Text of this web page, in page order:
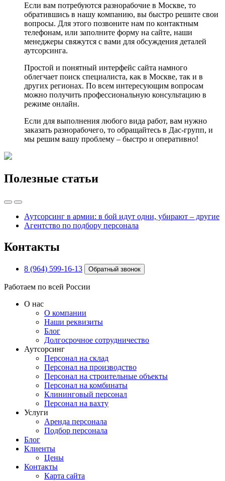
Если вам потребуются разнорабочие в Москве, то
обратившись в нашу компанию, вы быстро решите свои
вопросы. Для этого позвоните нам по контактным
телефонам, или заполните форму на сайте, наши
менеджеры свяжутся с вами для обсуждения деталей
аутсорсинга.
Простой и понятный интерфейс сайта намного
облегчает поиск специалиста, как в Москве, так и в
других регионах. По всем интересующим вопросам
можно получить профессиональную консультацию в
режиме онлайн.
Если для выполнения любого вида работ, вам нужно
заказать разнорабочего, то обращайтесь в Дас-групп, и
мы решим вашу проблему – быстро и оперативно!
Полезные статьи
Аутсорсинг в армии: в бой идут одни, убирают – другие
Агентство по подбору персонала
Контакты
8 (964) 599-16-13 Обратный звонок
Работаем по всей России
О нас
О компании
Наши реквизиты
Блог
Долгосрочное сотрудничество
Аутсорсинг
Персонал на склад
Персонал на производство
Персонал на строительные объекты
Персонал на комбинаты
Клининговый персонал
Персонал на вахту
Услуги
Аренда персонала
Подбор персонала
Блог
Клиенты
Цены
Контакты
Карта сайта